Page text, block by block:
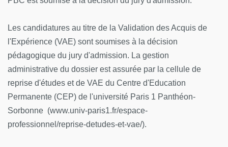
Les candidatures au titre de la Validation des Acquis de
l'Expérience (VAE) sont soumises à la décision
pédagogique du jury d'admission. La gestion
administrative du dossier est assurée par la cellule de
reprise d'études et de VAE du Centre d'Education
Permanente (CEP) de l'université Paris 1 Panthéon-
Sorbonne (www.univ-paris1.fr/espace-
professionnel/reprise-detudes-et-vae/).